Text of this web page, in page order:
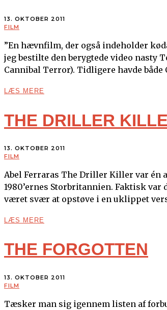
13. OKTOBER 2011
FILM
”En hævnfilm, der også indeholder
jeg bestilte den berygtede video nasty
Cannibal Terror). Tidligere havde både
LÆS MERE
THE DRILLER
13. OKTOBER 2011
FILM
Abel Ferraras The Driller Killer var én
1980’ernes Storbritannien. Faktisk
været svær at opstøve i en uklippet
LÆS MERE
THE FORGOTTEN
13. OKTOBER 2011
FILM
Tæsker man sig igennem listen af